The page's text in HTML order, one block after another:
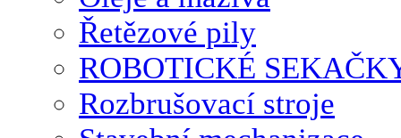
Řetězové pily
ROBOTICKÉ
Rozbrušovací stroje